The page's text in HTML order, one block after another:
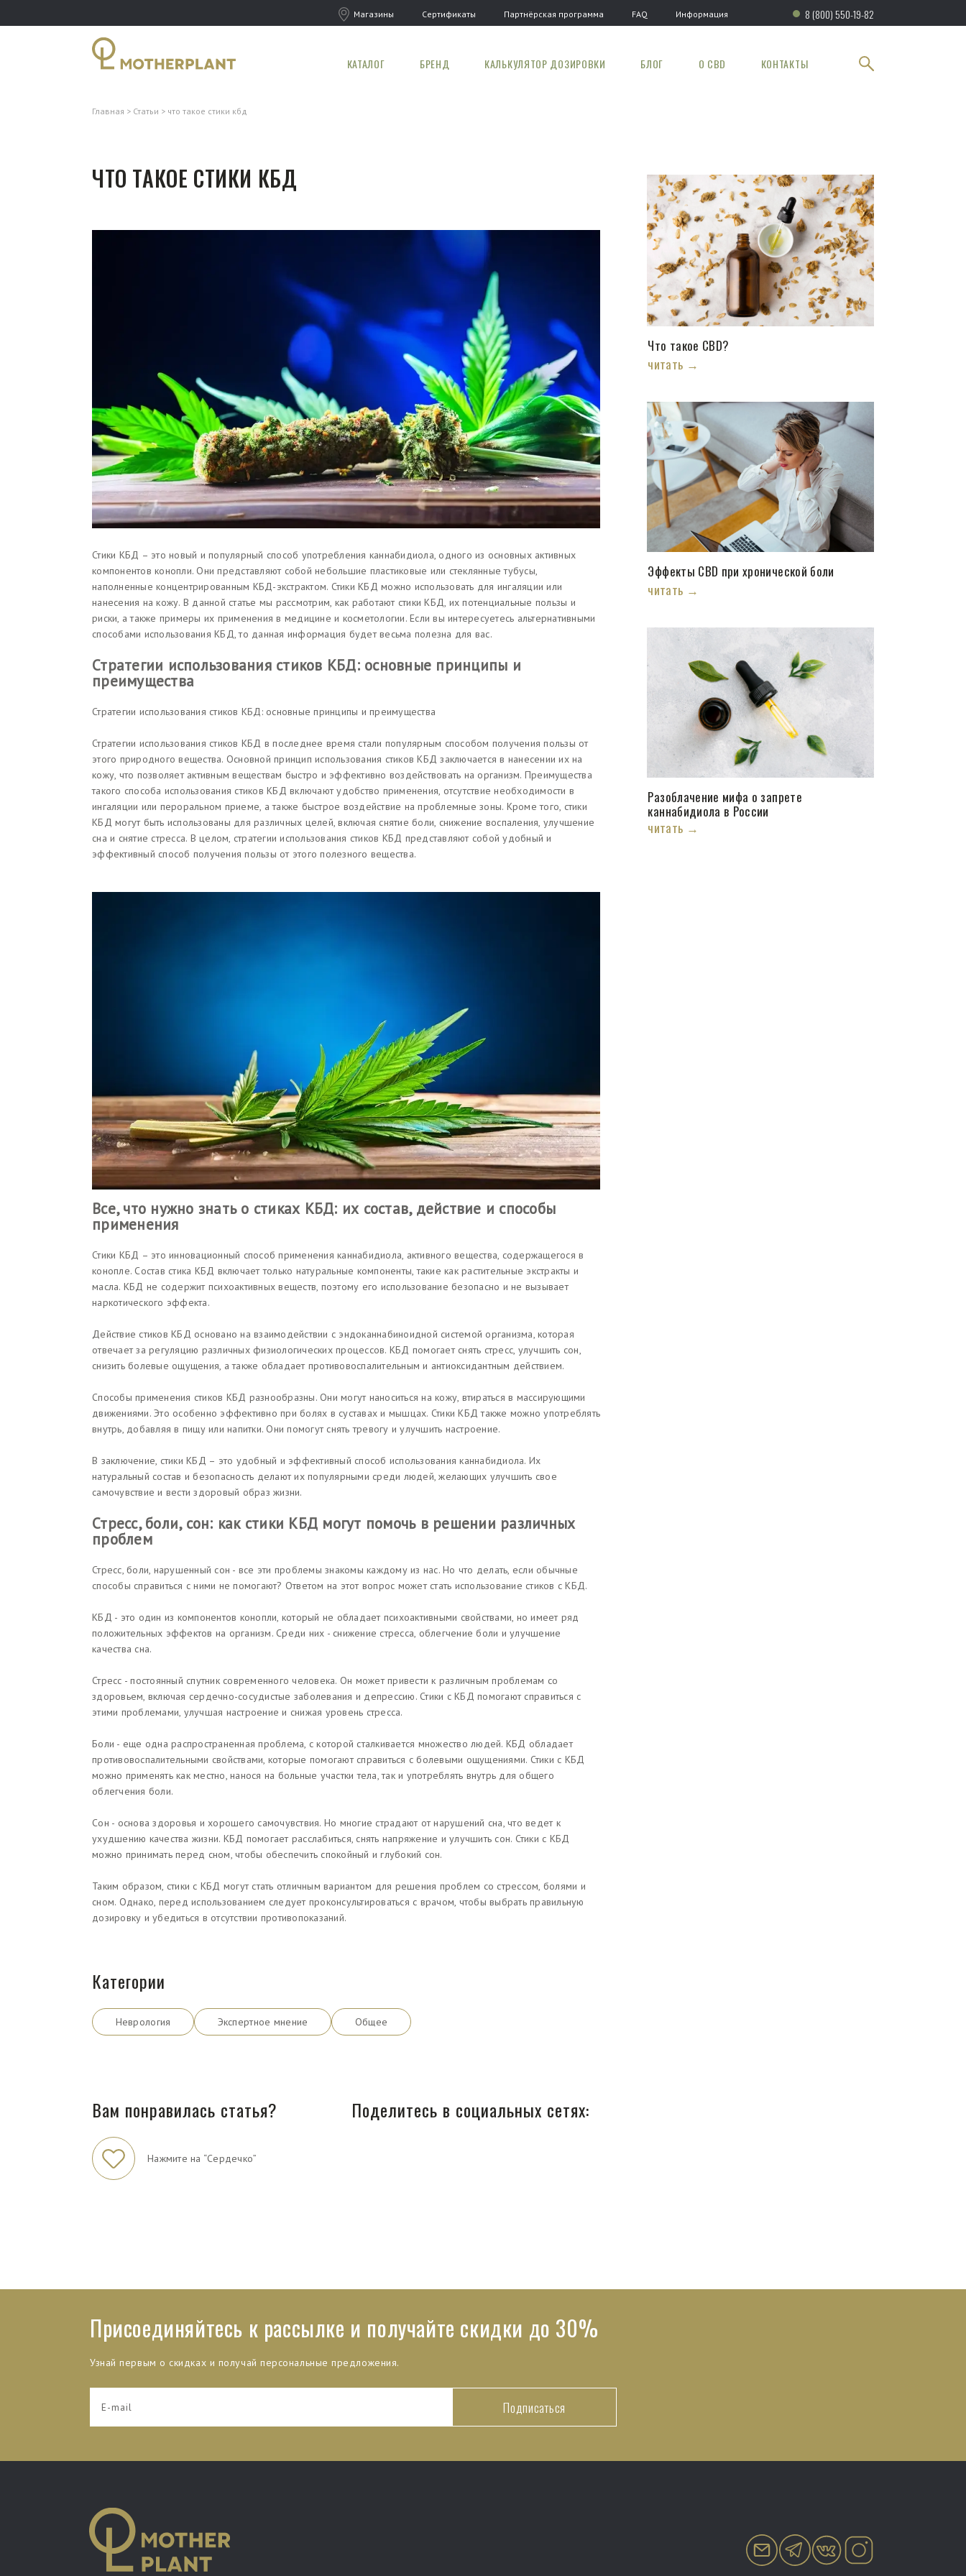
Магазины Сертификаты Партнёрская программа FAQ Информация 8 (800) 550-19-82
КАТАЛОГ БРЕНД КАЛЬКУЛЯТОР ДОЗИРОВКИ БЛОГ О CBD КОНТАКТЫ
Главная Статьи что такое стики кбд
ЧТО ТАКОЕ СТИКИ КБД
Стики КБД – это новый и популярный способ употребления каннабидиола, одного из основных активных
компонентов конопли. Они представляют собой небольшие пластиковые или стеклянные тубусы,
наполненные концентрированным КБД-экстрактом. Стики КБД можно использовать для ингаляции или
нанесения на кожу. В данной статье мы рассмотрим, как работают стики КБД, их потенциальные пользы и
риски, а также примеры их применения в медицине и косметологии. Если вы интересуетесь альтернативными
способами использования КБД, то данная информация будет весьма полезна для вас.
Стратегии использования стиков КБД: основные принципы и
преимущества
Стратегии использования стиков КБД: основные принципы и преимущества
Стратегии использования стиков КБД в последнее время стали популярным способом получения пользы от
этого природного вещества. Основной принцип использования стиков КБД заключается в нанесении их на
кожу, что позволяет активным веществам быстро и эффективно воздействовать на организм. Преимущества
такого способа использования стиков КБД включают удобство применения, отсутствие необходимости в
ингаляции или пероральном приеме, а также быстрое воздействие на проблемные зоны. Кроме того, стики
КБД могут быть использованы для различных целей, включая снятие боли, снижение воспаления, улучшение
сна и снятие стресса. В целом, стратегии использования стиков КБД представляют собой удобный и
эффективный способ получения пользы от этого полезного вещества.
Все, что нужно знать о стиках КБД: их состав, действие и способы
применения
Стики КБД – это инновационный способ применения каннабидиола, активного вещества, содержащегося в
конопле. Состав стика КБД включает только натуральные компоненты, такие как растительные экстракты и
масла. КБД не содержит психоактивных веществ, поэтому его использование безопасно и не вызывает
наркотического эффекта.
Действие стиков КБД основано на взаимодействии с эндоканнабиноидной системой организма, которая
отвечает за регуляцию различных физиологических процессов. КБД помогает снять стресс, улучшить сон,
снизить болевые ощущения, а также обладает противовоспалительным и антиоксидантным действием.
Способы применения стиков КБД разнообразны. Они могут наноситься на кожу, втираться в массирующими
движениями. Это особенно эффективно при болях в суставах и мышцах. Стики КБД также можно употреблять
внутрь, добавляя в пищу или напитки. Они помогут снять тревогу и улучшить настроение.
В заключение, стики КБД – это удобный и эффективный способ использования каннабидиола. Их
натуральный состав и безопасность делают их популярными среди людей, желающих улучшить свое
самочувствие и вести здоровый образ жизни.
Стресс, боли, сон: как стики КБД могут помочь в решении различных
проблем
Стресс, боли, нарушенный сон - все эти проблемы знакомы каждому из нас. Но что делать, если обычные
способы справиться с ними не помогают? Ответом на этот вопрос может стать использование стиков с КБД.
КБД - это один из компонентов конопли, который не обладает психоактивными свойствами, но имеет ряд
положительных эффектов на организм. Среди них - снижение стресса, облегчение боли и улучшение
качества сна.
Стресс - постоянный спутник современного человека. Он может привести к различным проблемам со
здоровьем, включая сердечно-сосудистые заболевания и депрессию. Стики с КБД помогают справиться с
этими проблемами, улучшая настроение и снижая уровень стресса.
Боли - еще одна распространенная проблема, с которой сталкивается множество людей. КБД обладает
противовоспалительными свойствами, которые помогают справиться с болевыми ощущениями. Стики с КБД
можно применять как местно, нанося на больные участки тела, так и употреблять внутрь для общего
облегчения боли.
Сон - основа здоровья и хорошего самочувствия. Но многие страдают от нарушений сна, что ведет к
ухудшению качества жизни. КБД помогает расслабиться, снять напряжение и улучшить сон. Стики с КБД
можно принимать перед сном, чтобы обеспечить спокойный и глубокий сон.
Таким образом, стики с КБД могут стать отличным вариантом для решения проблем со стрессом, болями и
сном. Однако, перед использованием следует проконсультироваться с врачом, чтобы выбрать правильную
дозировку и убедиться в отсутствии противопоказаний.
Категории
Неврология Экспертное мнение Общее
Вам понравилась статья?
Нажмите на “Сердечко”
Поделитесь в социальных сетях:
Что такое CBD?
читать →
Эффекты CBD при хронической боли
читать →
Разоблачение мифа о запрете
каннабидиола в России
читать →
Присоединяйтесь к рассылке и получайте скидки до 30%
Узнай первым о скидках и получай персональные предложения.
Подписаться